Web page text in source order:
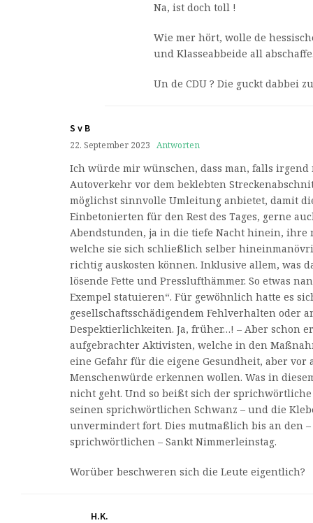
Na, ist doch toll !
Wie mer hört, wolle de
und Klasseabbeide all
Un de CDU ? Die guckt dabbei
S v B
22. September 2023 Antworten
Ich würde mir wünschen, dass man, falls irgend
Autoverkehr vor dem beklebten
möglichst sinnvolle Umleitung anbietet, damit
Einbetonierten für den Rest des Tages, gerne
Abendstunden, ja in die tiefe Nacht hinein, ihre
welche sie sich schließlich selber
richtig auskosten können. Inklusive allem, was
lösende Fette und Presslufthämmer. So etwas
Exempel statuieren“. Für gewöhnlich hatte es
gesellschaftsschädigendem Fehlverhalten oder
Despektierlichkeiten. Ja, früher…! – Aber schon
aufgebrachter Aktivisten, welche in den
eine Gefahr für die eigene Gesundheit, aber
Menschenwürde erkennen wollen. Was in
nicht geht. Und so beißt sich der
seinen sprichwörtlichen Schwanz – und die
unvermindert fort. Dies mutmaßlich bis an den –
sprichwörtlichen – Sankt Nimmerleinstag.
Worüber beschweren sich die Leute eigentlich?
H.K.